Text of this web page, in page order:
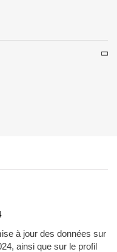
à jour des données sur
ainsi que sur le profil